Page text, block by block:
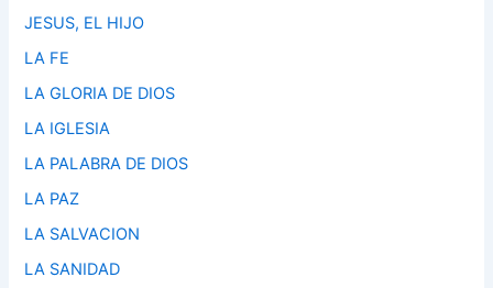
JESUS, EL HIJO
LA FE
LA GLORIA DE DIOS
LA IGLESIA
LA PALABRA DE DIOS
LA PAZ
LA SALVACION
LA SANIDAD